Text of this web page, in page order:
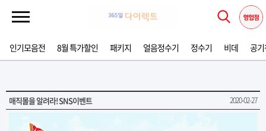
인기모음전 8월 특가할인 패키지 얼음정수기 정수기 비데 공
매직몰을 알려라! SNS이벤트 2020-02-27